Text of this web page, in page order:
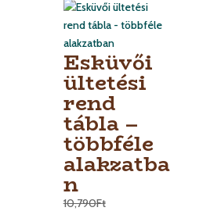
Esküvői
ültetési
rend
tábla –
többféle
alakzatba
n
10,790Ft